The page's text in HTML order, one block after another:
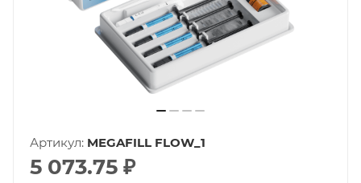
Артикул: MEGAFILL FLOW_1
5 073.75 ₽